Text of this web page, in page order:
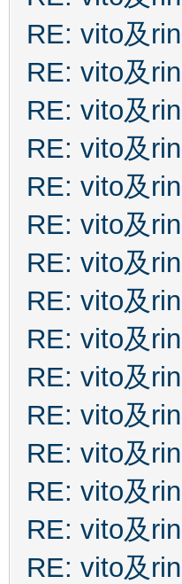
RE: vito及
RE: vito及
RE: vito及
RE: vito及
RE: vito及
RE: vito及
RE: vito及
RE: vito及
RE: vito及
RE: vito及
RE: vito及
RE: vito及
RE: vito及
RE: vito及
RE: vito及